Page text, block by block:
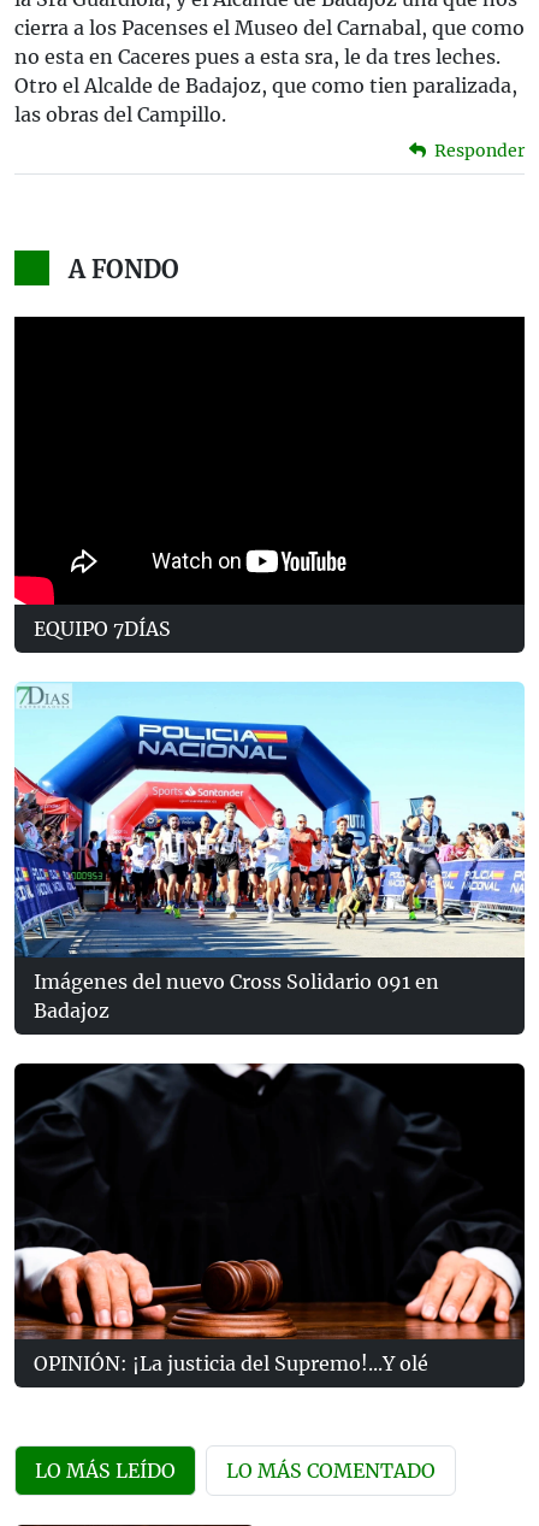
cierra a los Pacenses el Museo del Carnabal, que como
no esta en Caceres pues a esta sra, le da tres leches.
Otro el Alcalde de Badajoz, que como tien paralizada,
las obras del Campillo.
Responder
A FONDO
EQUIPO 7DÍAS
Imágenes del nuevo Cross Solidario 091 en
Badajoz
OPINIÓN: ¡La justicia del Supremo!...Y olé
LO MÁS LEÍDO LO MÁS COMENTADO